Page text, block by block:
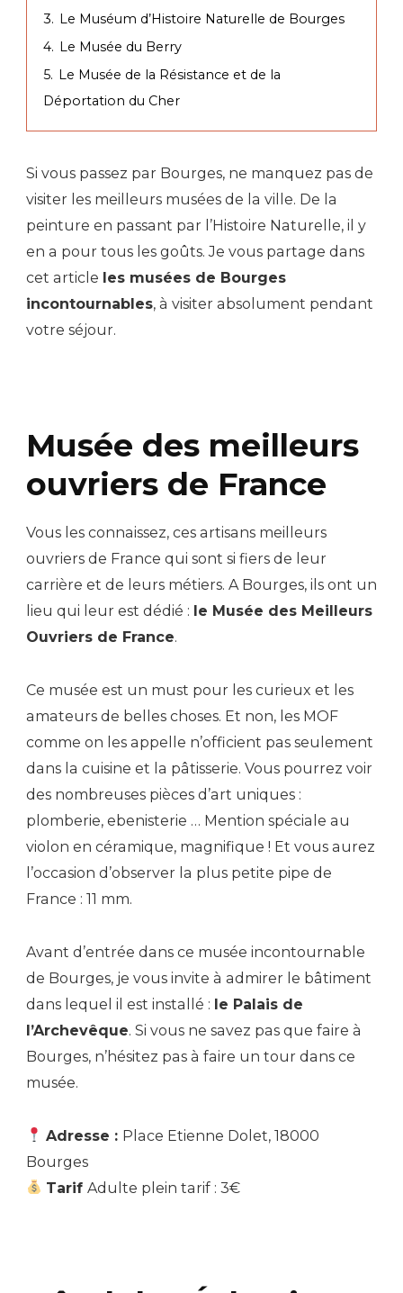
3. Le Muséum d’Histoire Naturelle de Bourges
4. Le Musée du Berry
5. Le Musée de la Résistance et de la
Déportation du Cher
Si vous passez par Bourges, ne manquez pas de
visiter les meilleurs musées de la ville. De la
peinture en passant par l’Histoire Naturelle, il y
en a pour tous les goûts. Je vous partage dans
cet article les musées de Bourges
incontournables, à visiter absolument pendant
votre séjour.
Musée des meilleurs
ouvriers de France
Vous les connaissez, ces artisans meilleurs
ouvriers de France qui sont si fiers de leur
carrière et de leurs métiers. A Bourges, ils ont un
lieu qui leur est dédié : le Musée des Meilleurs
Ouvriers de France.
Ce musée est un must pour les curieux et les
amateurs de belles choses. Et non, les MOF
comme on les appelle n’officient pas seulement
dans la cuisine et la pâtisserie. Vous pourrez voir
des nombreuses pièces d’art uniques :
plomberie, ebenisterie … Mention spéciale au
violon en céramique, magnifique ! Et vous aurez
l’occasion d’observer la plus petite pipe de
France : 11 mm.
Avant d’entrée dans ce musée incontournable
de Bourges, je vous invite à admirer le bâtiment
dans lequel il est installé : le Palais de
l’Archevêque. Si vous ne savez pas que faire à
Bourges, n’hésitez pas à faire un tour dans ce
musée.
Adresse : Place Etienne Dolet, 18000
Bourges
TarifAdulte plein tarif : 3€